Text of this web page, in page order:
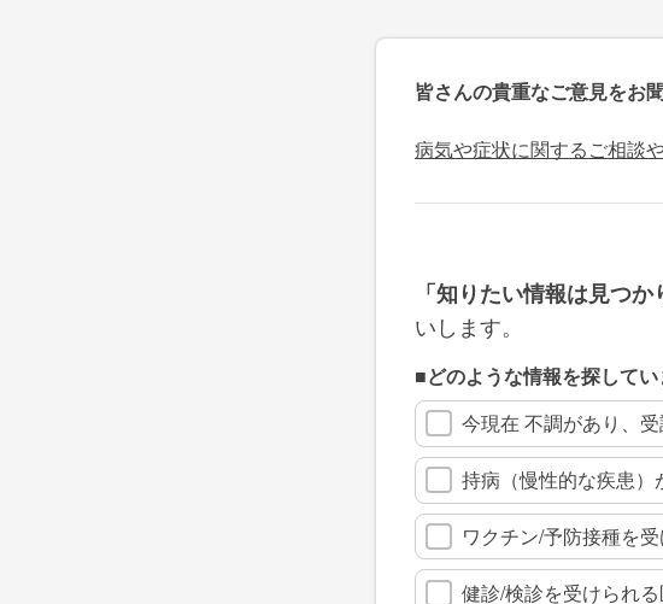
皆さんの貴重なご意見をお
病気や症状に関するご相談
「知りたい情報は見つか
いします。
■どのような情報を探してい
今現在 不調があり、
持病（慢性的な疾患）
ワクチン/予防接種を
健診/検診を受けられ